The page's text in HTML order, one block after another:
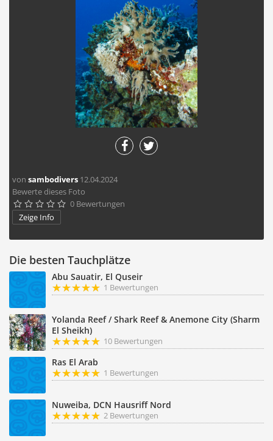
von sambodivers 12.04.2024
Bewerte dieses Foto
     0 Bewertungen
Zeige Info
Die besten Tauchplätze
Abu Sauatir, El Quseir
1 Bewertungen
Yolanda Reef / Shark Reef & Anemone City (Sharm
El Sheikh)
10 Bewertungen
Ras El Arab
1 Bewertungen
Nuweiba, DCN Hausriff Nord
2 Bewertungen